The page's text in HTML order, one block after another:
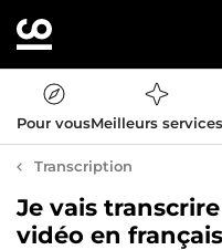
Pour vousMeilleurs services
Transcription
Je vais
vidéo en